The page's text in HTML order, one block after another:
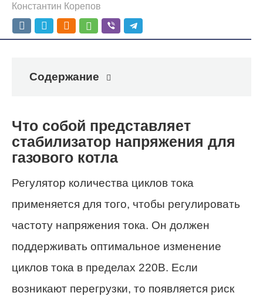
Константин Корепов
Содержание
Что собой представляет
стабилизатор напряжения для
газового котла
Регулятор количества циклов тока
применяется для того, чтобы регулировать
частоту напряжения тока. Он должен
поддерживать оптимальное изменение
циклов тока в пределах 220В. Если
возникают перегрузки, то появляется риск